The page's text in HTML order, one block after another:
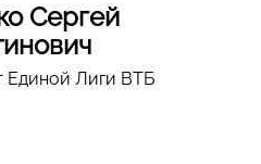
Сергей
Единой Лиги ВТБ